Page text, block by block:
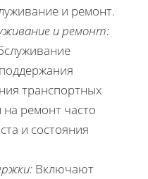
и ремонт.
и ремонт:
транспортных
на ремонт часто
и состояния
Включают